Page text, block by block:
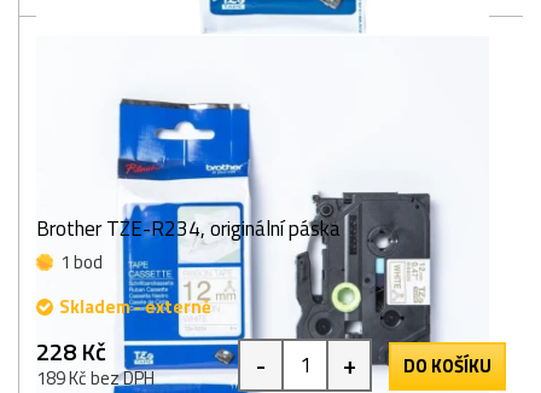
Brother TZE-R234, originální páska
1 bod
Skladem - externě
228 Kč
189 Kč bez DPH - + DO KOŠÍKU